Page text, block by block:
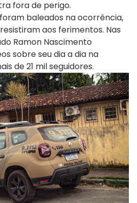
fora de perigo.
baleados na ocorrência,
aos ferimentos. Nas
Ramon Nascimento
sobre seu dia a dia na
de 21 mil seguidores.